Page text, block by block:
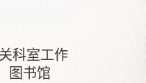
科室工作
图书馆